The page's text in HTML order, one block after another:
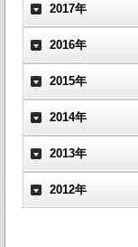
2017年
2016年
2015年
2014年
2013年
2012年